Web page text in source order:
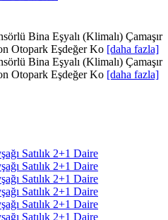
Bina Eşyalı (Klimalı) Çamaşır
Otopark Eşdeğer Ko [daha fazla]
Bina Eşyalı (Klimalı) Çamaşır
Otopark Eşdeğer Ko [daha fazla]